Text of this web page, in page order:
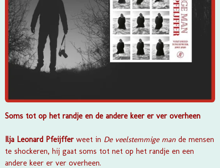
Soms tot op het randje en de andere keer er ver overheen
Ilja Leonard Pfeijfferweet in De veelstemmige man de mensen
te shockeren, hij gaat soms tot net op het randje en een
andere keer er ver overheen.